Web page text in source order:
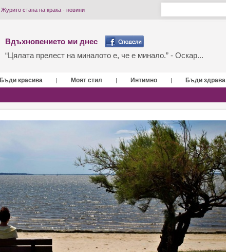
Журито стана на крака - новини
Вдъхновението ми днес
“Цялата прелест на миналото е, че е минало.” - Оскар...
Бъди красива | Моят стил | Интимно | Бъди здрава